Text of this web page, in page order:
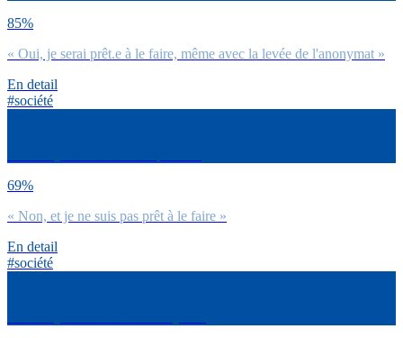
85%
« Oui, je serai prêt.e à le faire, même avec la levée de l'anonymat »
En detail
#société
69%
« Non, et je ne suis pas prêt à le faire »
En detail
#société